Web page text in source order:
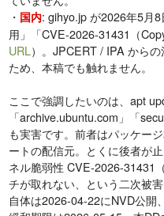
・ 国内: gihyo.jp が2026年5月
用」「CVE-2026-31431（
URL）。JPCERT / IPA から
ため、本稿でも触れません。
ここで強調したいのは、apt
「archive.ubuntu.com」「
も実害です。前者はパッケー
ートの配信元。とくに後者が
ネル脆弱性 CVE-2026-31431
チが取れない、という二次被
自体は2026-04-22にNVD公